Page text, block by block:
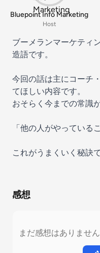
Bluepoint Info Marketing
Host
ブーメランマーケティ
造語です。
今回の話は主にコーチ
てほしい内容です。
おそらく今までの常識
「他の人がやっている
これがうまくいく秘訣で
感想
まだ感想はありませ